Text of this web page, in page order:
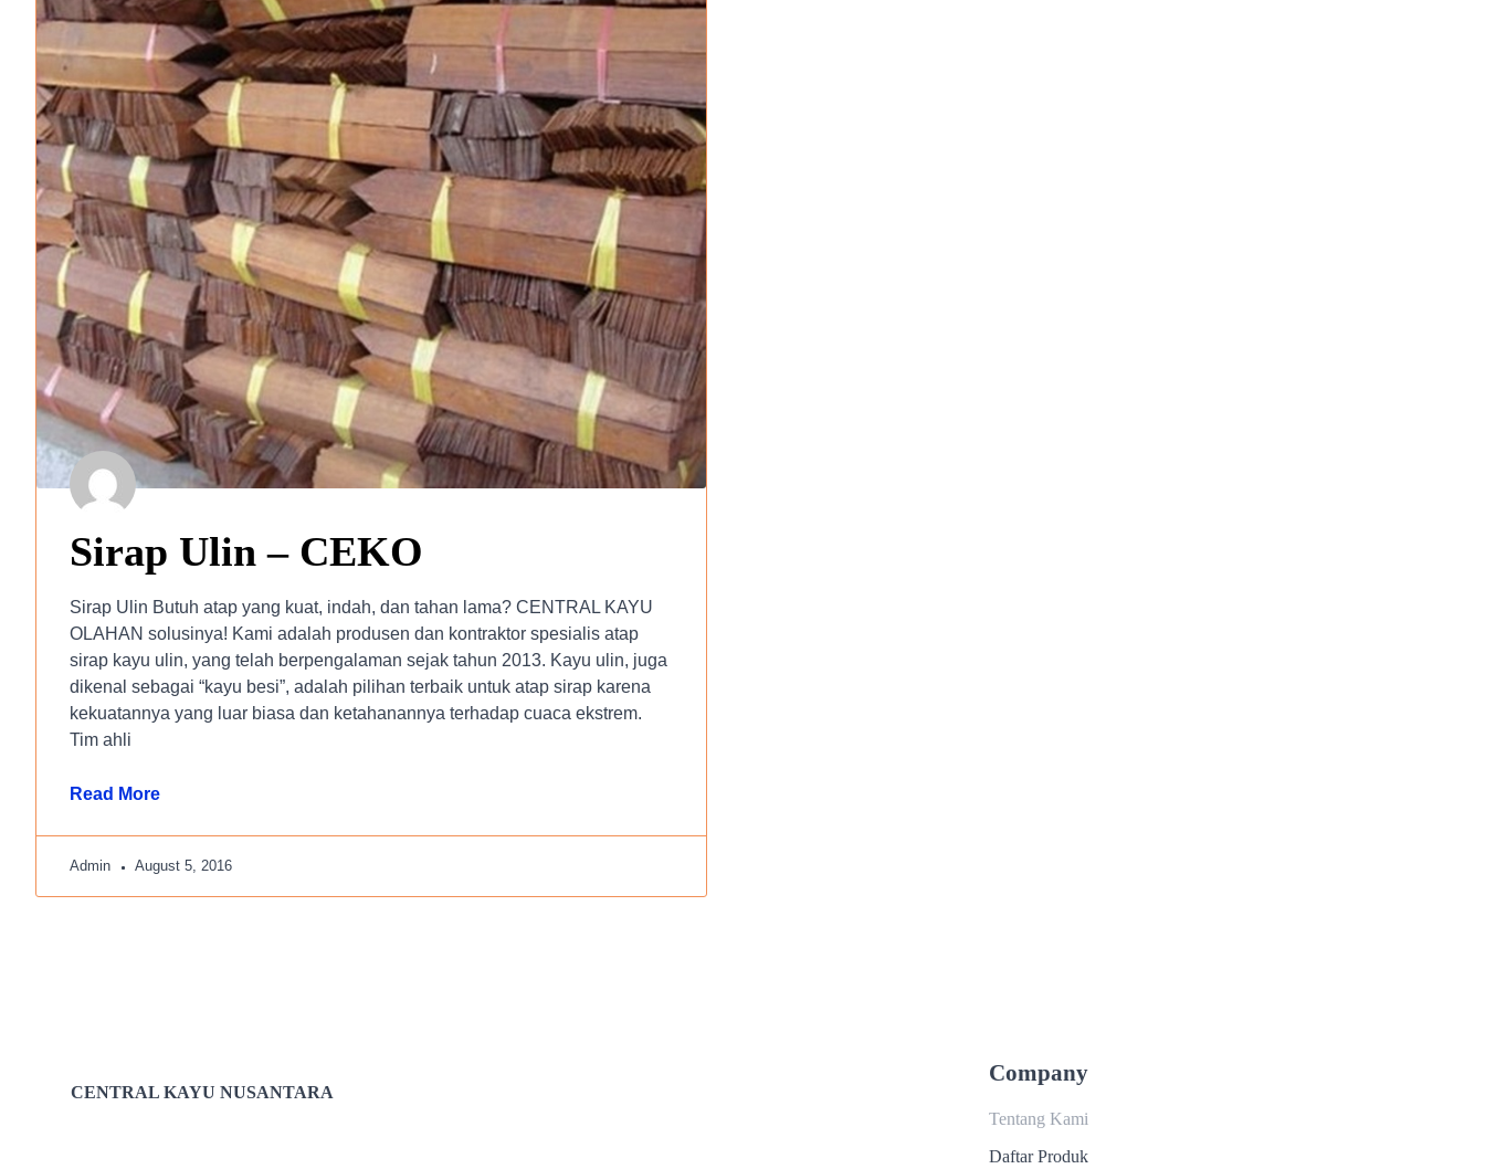
Sirap Ulin – CEKO
Sirap Ulin Butuh atap yang kuat, indah, dan tahan lama? CENTRAL KAYU
OLAHAN solusinya! Kami adalah produsen dan kontraktor spesialis atap
sirap kayu ulin, yang telah berpengalaman sejak tahun 2013. Kayu ulin, juga
dikenal sebagai “kayu besi”, adalah pilihan terbaik untuk atap sirap karena
kekuatannya yang luar biasa dan ketahanannya terhadap cuaca ekstrem.
Tim ahli
Read More
Admin August 5, 2016
CENTRAL KAYU NUSANTARA
Company
Tentang Kami
Daftar Produk